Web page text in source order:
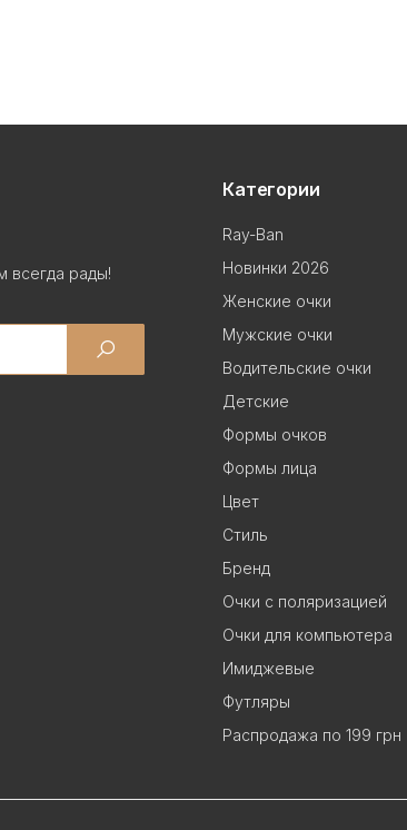
всегда рады!
Категории
Ray-Ban
Новинки 2026
Женские очки
Мужские очки
Водительские очки
Детские
Формы очков
Формы лица
Цвет
Стиль
Бренд
Очки с поляризацией
Очки для компьютера
Имиджевые
Футляры
Распродажа по 199 грн